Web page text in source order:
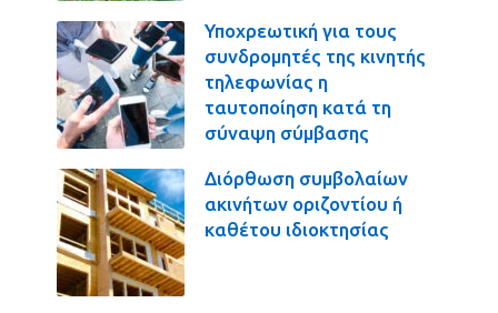
Υποχρεωτική για τους
συνδρομητές της κινητής
τηλεφωνίας η
ταυτοποίηση κατά τη
σύναψη σύμβασης
Διόρθωση συμβολαίων
ακινήτων οριζοντίου ή
καθέτου ιδιοκτησίας